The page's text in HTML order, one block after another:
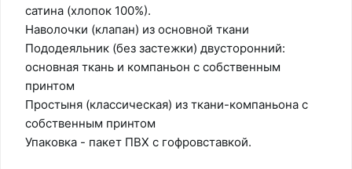
сатина (хлопок 100%).
Наволочки (клапан) из основной ткани
Пододеяльник (без застежки) двусторонний:
основная ткань и компаньон с собственным
принтом
Простыня (классическая) из ткани-компаньона с
собственным принтом
Упаковка - пакет ПВХ с гофровставкой.